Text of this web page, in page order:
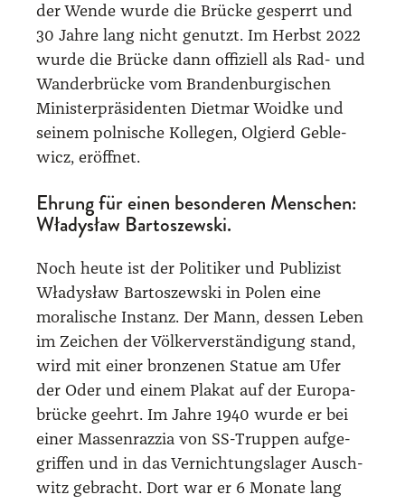
der Wen­de wur­de die Brü­cke gesperrt und
30 Jah­re lang nicht genutzt. Im Herbst 2022
wur­de die Brü­cke dann offi­zi­ell als Rad- und
Wan­der­brü­cke vom Bran­den­bur­gi­schen
Minis­ter­prä­si­den­ten Diet­mar Woid­ke und
sei­nem pol­ni­sche Kol­le­gen, Olgierd Geble­
wicz, eröff­net.
Ehrung für einen besonderen Menschen:
Władysław Bartoszewski.
Noch heu­te ist der Poli­ti­ker und Publi­zist
Wła­dysław Bar­to­szew­ski in Polen eine
mora­li­sche Instanz. Der Mann, des­sen Leben
im Zei­chen der Völ­ker­ver­stän­di­gung stand,
wird mit einer bron­ze­nen Sta­tue am Ufer
der Oder und einem Pla­kat auf der Euro­pa­
brü­cke geehrt. Im Jah­re 1940 wur­de er bei
einer Mas­sen­raz­zia von SS-Trup­pen auf­ge­
grif­fen und in das Ver­nich­tungs­la­ger Ausch­
witz gebracht. Dort war er 6 Mona­te lang